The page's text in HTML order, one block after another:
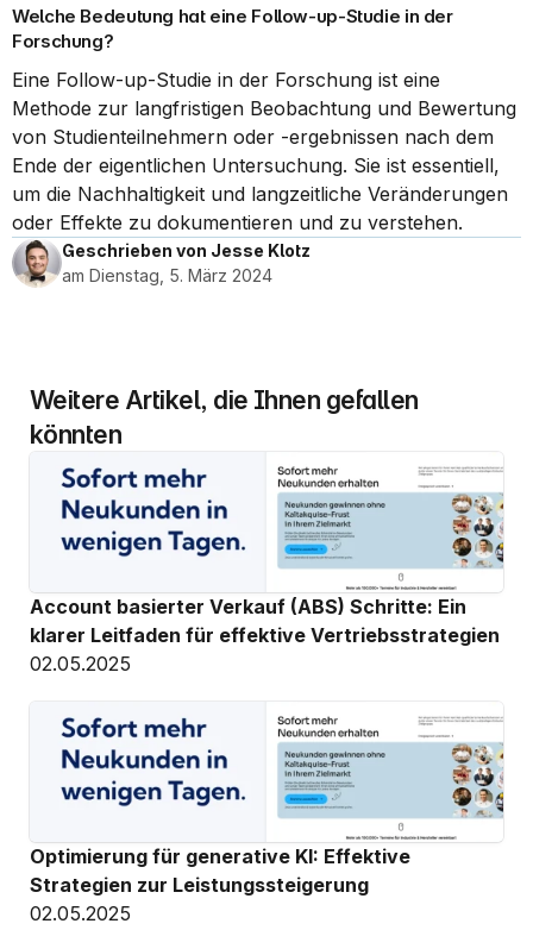
Welche Bedeutung hat eine Follow-up-Studie in der
Forschung?
Eine Follow-up-Studie in der Forschung ist eine
Methode zur langfristigen Beobachtung und Bewertung
von Studienteilnehmern oder -ergebnissen nach dem
Ende der eigentlichen Untersuchung. Sie ist essentiell,
um die Nachhaltigkeit und langzeitliche Veränderungen
oder Effekte zu dokumentieren und zu verstehen.
Geschrieben von Jesse Klotz
am Dienstag, 5. März 2024
Weitere Artikel, die Ihnen gefallen
könnten
Account basierter Verkauf (ABS) Schritte: Ein
klarer Leitfaden für effektive Vertriebsstrategien
02.05.2025
Optimierung für generative KI: Effektive
Strategien zur Leistungssteigerung
02.05.2025